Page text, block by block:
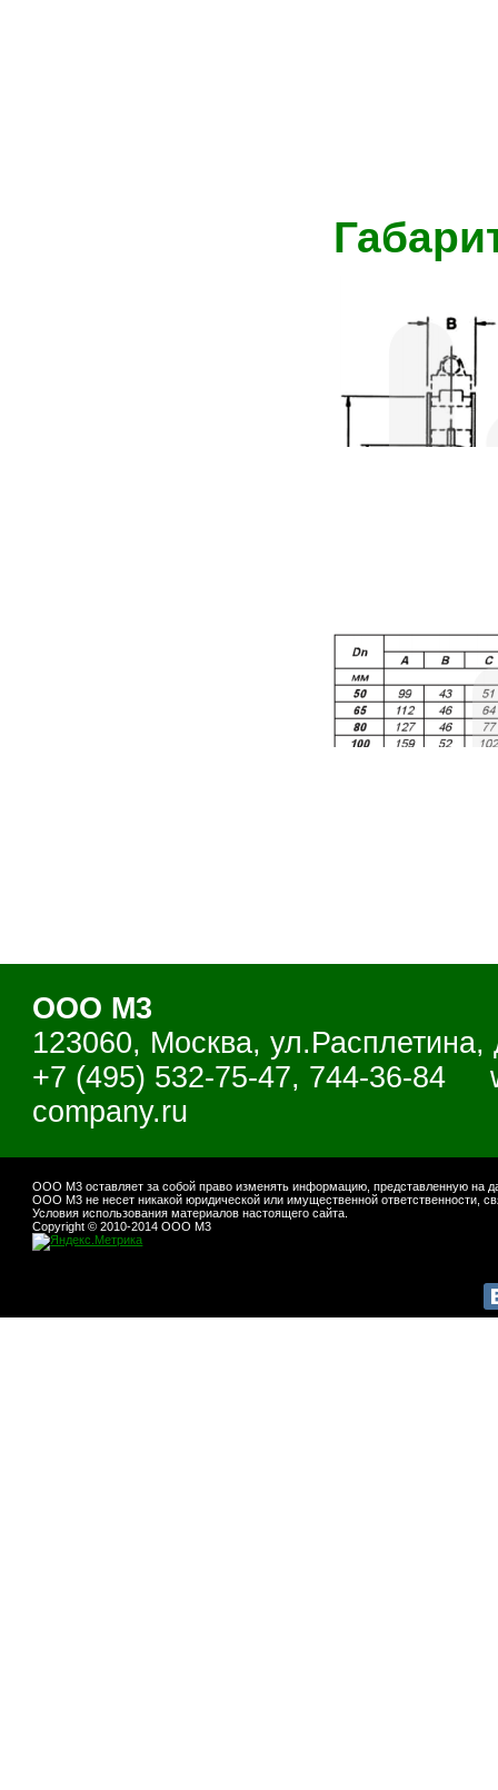
ООО М3
123060, Москва, ул.Расплетина,
+7 (495) 532-75-47, 744-36-84
company.ru
ООО М3 оставляет за собой право изменять информацию, представленную на
ООО М3 не несет никакой юридической или имущественной ответственности,
Условия использования материалов настоящего сайта.
Copyright © 2010-2014 ООО М3